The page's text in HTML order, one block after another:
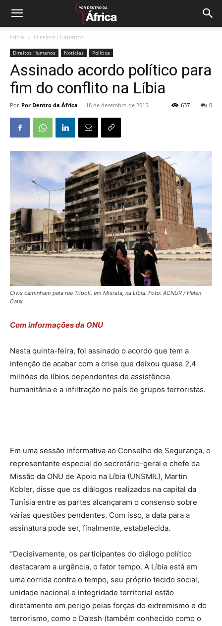
Início Direitos Humanos
Direitos Humanos Notícias Política
Assinado acordo político para
fim do conflito na Líbia
Por Por Dentro da África - 18 de dezembro de 2015 0
637
Civis caminham pela rua Trípoli, em Misrata, na Líbia. Foto: ACNUR / Helen
Caux
Com informações da ONU
Nesta quinta-feira, foi assinado o acordo que tem a
intenção de acabar com a crise que deixou quase 2,4
milhões de líbios dependentes de assistência
humanitária e a infiltração no país de grupos terroristas.
Em uma sessão informativa ao Conselho de Segurança, o
representante especial do secretário-geral e chefe da
Missão da ONU de Apoio na Líbia (UNSMIL), Martin
Kobler, disse que os diálogos realizados na capital da
Tunísia entre as partes alcançaram o consenso sobre
várias questões pendentes. Com isso, a data para a
assinatura pode ser, finalmente, estabelecida.
“Decisivamente, os participantes do diálogo político
destacaram a urgência, o fator tempo. A Líbia está em
uma corrida contra o tempo, seu próprio tecido social,
unidade nacional e integridade territorial estão
diretamente em perigo pelas forças do extremismo e do
terrorismo, como o Da’esh (também conhecido como o